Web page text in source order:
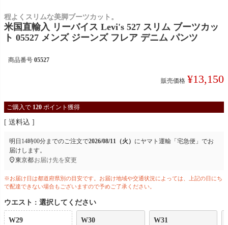
程よくスリムな美脚ブーツカット。
米国直輸入 リーバイス Levi's 527 スリム ブーツカッ
ト 05527 メンズ ジーンズ フレア デニム パンツ
商品番号 05527
販売価格 ¥13,150
ご購入で 120 ポイント獲得
送料込
明日 14時00分までのご注文で2026/08/11（火） にヤマト運輸「宅急便」 でお
届けします。
東京都お届け先を変更
※お届け日は都道府県別の目安です。お届け地域や交通状況によっては、上記の日にち
で配達できない場合もございますので予めご了承ください。
ウエスト 選択してください
W29 W30 W31